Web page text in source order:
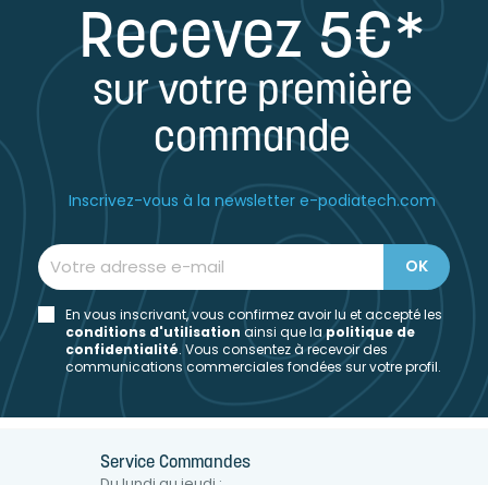
Recevez 5€*
sur votre première
commande
Inscrivez-vous à la newsletter e-podiatech.com
En vous inscrivant, vous confirmez avoir lu et accepté les
conditions d'utilisation ainsi que lapolitique de
confidentialité. Vous consentez à recevoir des
communications commerciales fondées sur votre profil.
Service Commandes